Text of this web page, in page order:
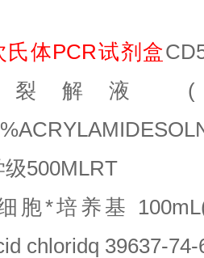
氏体PCR试剂盒
裂解液
(
500MLRT
胞*培养基
chloridq 39637-74-